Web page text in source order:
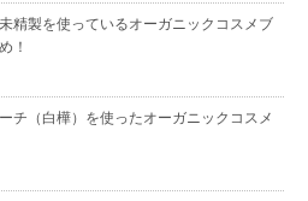
精製を使っているオーガニックコスメブ
！
チ（白樺）を使ったオーガニックコスメ